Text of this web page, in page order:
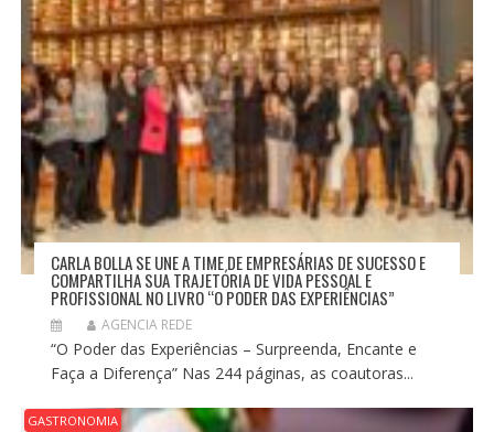
CARLA BOLLA SE UNE A TIME DE EMPRESÁRIAS DE SUCESSO E
COMPARTILHA SUA TRAJETÓRIA DE VIDA PESSOAL E
PROFISSIONAL NO LIVRO “O PODER DAS EXPERIÊNCIAS”
AGENCIA REDE
“O Poder das Experiências – Surpreenda, Encante e
Faça a Diferença” Nas 244 páginas, as coautoras...
GASTRONOMIA